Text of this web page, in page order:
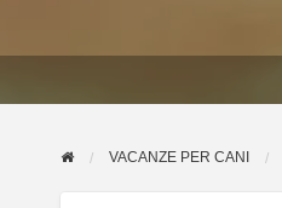
VACANZE PER CANI